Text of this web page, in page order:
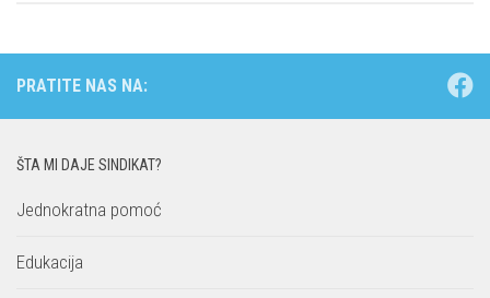
PRATITE NAS NA:
ŠTA MI DAJE SINDIKAT?
Jednokratna pomoć
Edukacija